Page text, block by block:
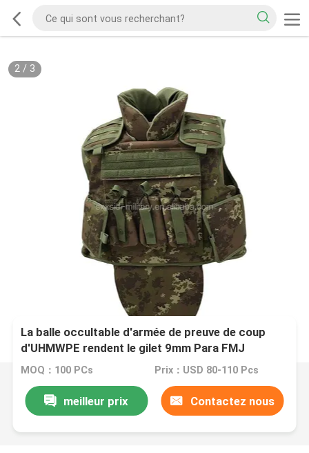
2/ 3
La balle occultable d'armée de preuve de coup
d'UHMWPE rendent le gilet 9mm Para FMJ
résistant
MOQ：100 PCs Prix：USD 80-110 Pcs
meilleur prix Contactez nous